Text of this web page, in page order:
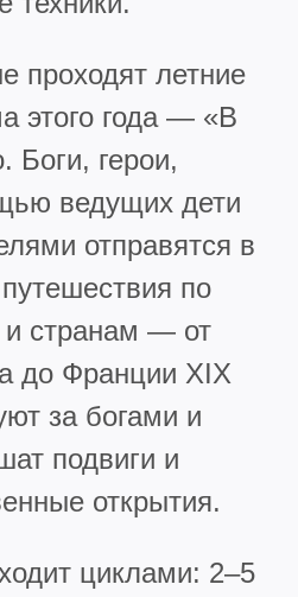
проходят летние
этого года — «В
Боги, герои,
ведущих дети
отправятся в
по
странам — от
до Франции XIX
за богами и
подвиги и
открытия.
циклами: 2–5